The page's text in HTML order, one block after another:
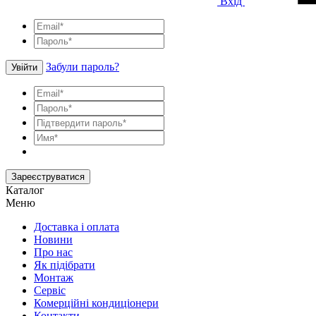
Увійти Забули пароль?
Зареєструватися
Каталог
Меню
Доставка і оплата
Новини
Про нас
Як підібрати
Монтаж
Сервіс
Комерційні кондиціонери